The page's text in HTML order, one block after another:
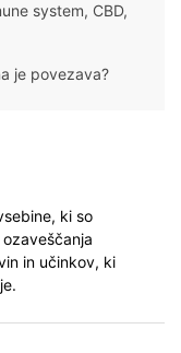
je povezava?
ki so
in učinkov, ki